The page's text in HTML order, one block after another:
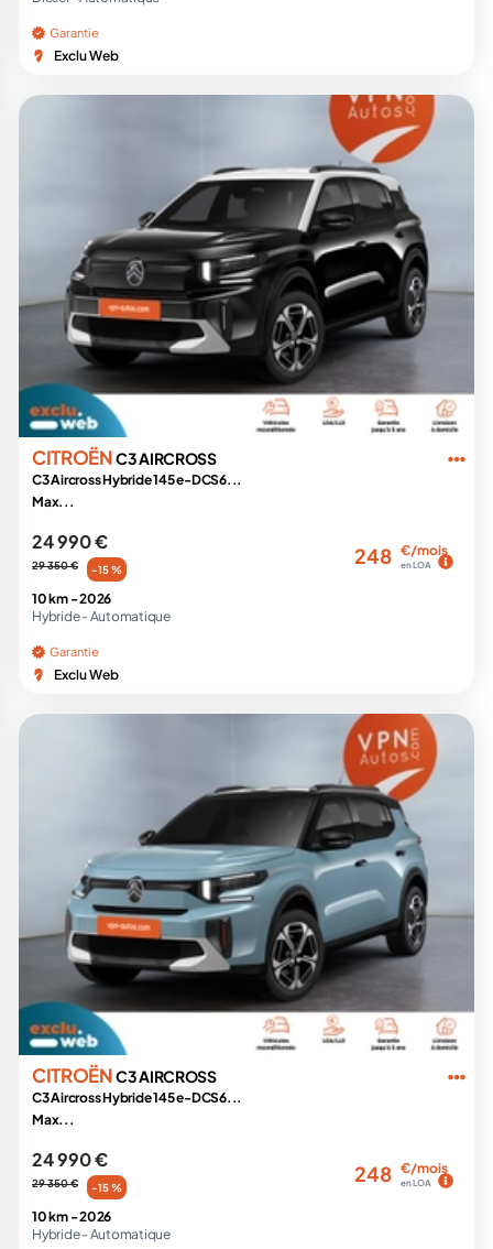
Garantie
Exclu Web
CITROËNC3 AIRCROSS
C3 Aircross Hybride 145 e-DCS6...
Max...
24 990 €
29 350 € -15 %
248 €/mois
en LOA
10 km -2026
Hybride - Automatique
Garantie
Exclu Web
CITROËNC3 AIRCROSS
C3 Aircross Hybride 145 e-DCS6...
Max...
24 990 €
29 350 € -15 %
248 €/mois
en LOA
10 km -2026
Hybride - Automatique